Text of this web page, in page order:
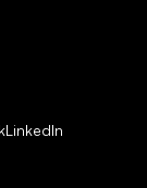
LinkedIn